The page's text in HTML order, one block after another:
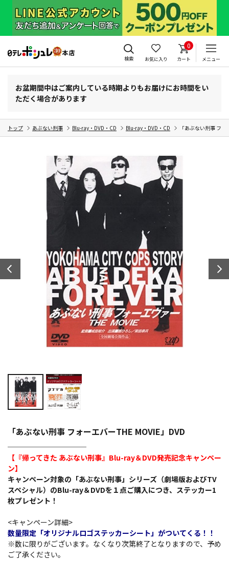
検索 お気に入り
0
カート メニュー
お盆期間中はご案内している時期よりもお届けにお時間をい
ただく場合があります
トップ あぶない刑事 Blu-ray・DVD・CD Blu-ray・DVD・CD 「あぶない刑事 フ
「あぶない刑事 フォーエバーTHE MOVIE」DVD
───────────
【『帰ってきた あぶない刑事』Blu-ray＆DVD発売記念キャンペー
ン】
キャンペーン対象の「あぶない刑事」シリーズ（劇場版およびTV
スペシャル）のBlu-ray＆DVDを１点ご購入につき、ステッカー1
枚プレゼント！
<キャンペーン詳細>
数量限定「オリジナルロゴステッカーシート」がついてくる！！
※数に限りがございます。なくなり次第終了となりますので、予め
ご了承ください。